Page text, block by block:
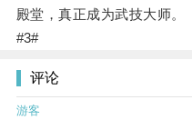
殿堂，真正成为武技大师。
#3#
评论
游客